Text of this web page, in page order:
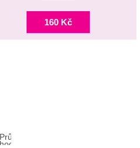
160 Kč
Průměrné
hodnocení